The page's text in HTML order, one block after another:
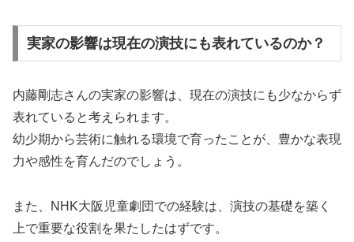
実家の影響は現在の演技にも表れているのか？
内藤剛志さんの実家の影響は、現在の演技にも少なからず
表れていると考えられます。
幼少期から芸術に触れる環境で育ったことが、豊かな表現
力や感性を育んだのでしょう。
また、NHK大阪児童劇団での経験は、演技の基礎を築く
上で重要な役割を果たしたはずです。